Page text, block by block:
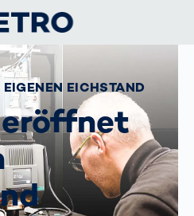
EIGENEN EICHSTAND
eröffnet